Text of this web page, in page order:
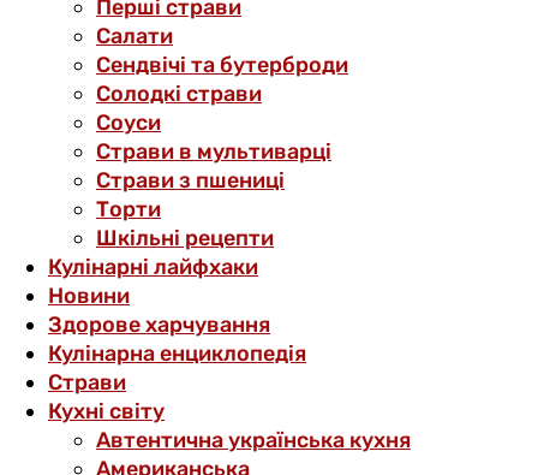
Перші страви
Салати
Сендвічі та бутерброди
Солодкі страви
Соуси
Страви в мультиварці
Страви з пшениці
Торти
Шкільні рецепти
Кулінарні лайфхаки
Новини
Здорове харчування
Кулінарна енциклопедія
Страви
Кухні світу
Автентична українська кухня
Американська